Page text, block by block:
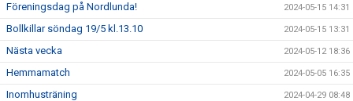
Föreningsdag på Nordlunda! 2024-05-15 14:31
Bollkillar söndag 19/5 kl.13.10 2024-05-15 13:31
Nästa vecka 2024-05-12 18:36
Hemmamatch 2024-05-05 16:35
Inomhusträning 2024-04-29 08:48